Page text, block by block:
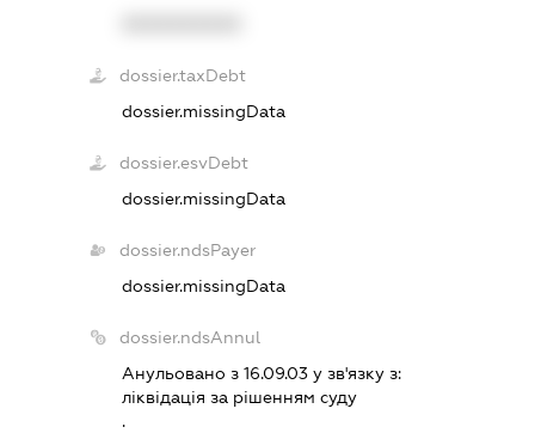
dossier.taxDebt
dossier.missingData
dossier.esvDebt
dossier.missingData
dossier.ndsPayer
dossier.missingData
dossier.ndsAnnul
Анульовано з 16.09.03 у зв'язку з:
лiквiдацiя за рiшенням суду
.